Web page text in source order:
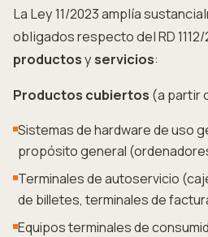
La Ley 11/2023 amplía
obligados respecto del RD
productosy servicios:
Productos cubiertos (a partir
Sistemas de hardware de uso
propósito general
Terminales de autoservicio
de billetes, terminales de
Equipos terminales de